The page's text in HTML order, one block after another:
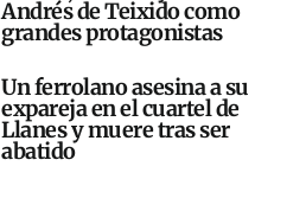
Andrés de Teixido como
grandes protagonistas
Un ferrolano asesina a su
expareja en el cuartel de
Llanes y muere tras ser
abatido